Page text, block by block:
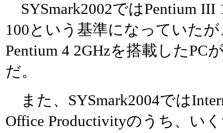
SYSmark2002ではPentium III
100という基準になっていたが
Pentium 4 2GHzを搭載したPC
だ。
また、SYSmark2004では
Office Productivityのうち、い